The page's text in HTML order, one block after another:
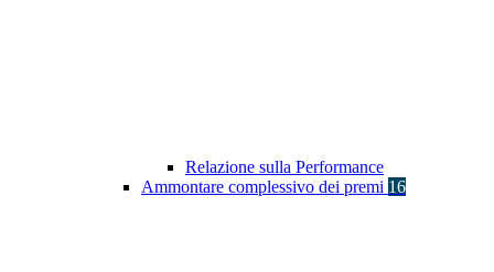
Relazione sulla Performance
Ammontare complessivo dei premi 16